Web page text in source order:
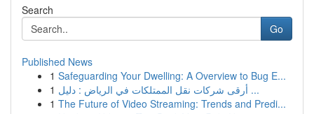
Search
Go
Published News
1 Safeguarding Your Dwelling: A Overview to Bug E...
1
أرقى شركات نقل الممتلكات في الرياض : دليل ...
1 The Future of Video Streaming: Trends and Predi...